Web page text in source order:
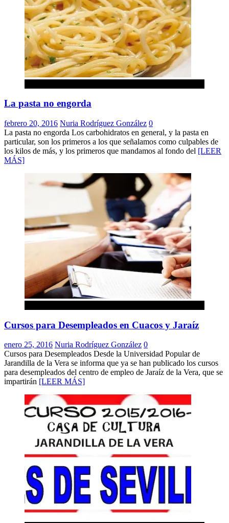
La pasta no engorda
febrero 20, 2016 Nuria Rodríguez González 0
La pasta no engorda Los carbohidratos en general, y la pasta en
particular, son los primeros a los que señalamos como culpables de
los kilos de más, y los primeros que mandamos al fondo del [LEER
MÁS]
Cursos para Desempleados en Cuacos y Jaraíz
enero 25, 2016 Nuria Rodríguez González 0
Cursos para Desempleados Desde la Universidad Popular de
Jarandilla de la Vera se informa que ya se han publicado los cursos
para desempleados del centro de empleo de Jaraíz de la Vera, que se
impartirán [LEER MÁS]